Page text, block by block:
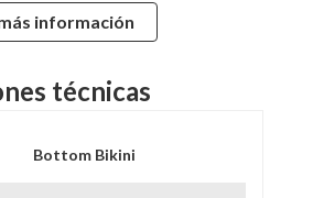
calce impecable.
calidad con protección
información
técnicas
Bottom Bikini